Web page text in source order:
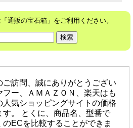
通販の宝石箱」をご利用ください。
ご訪問、誠にありがとうござい
フー、ＡＭＡＺＯＮ、楽天はも
気ショッピングサイトの価格
す。 とくに、商品名、型番で
ECを比較することができま